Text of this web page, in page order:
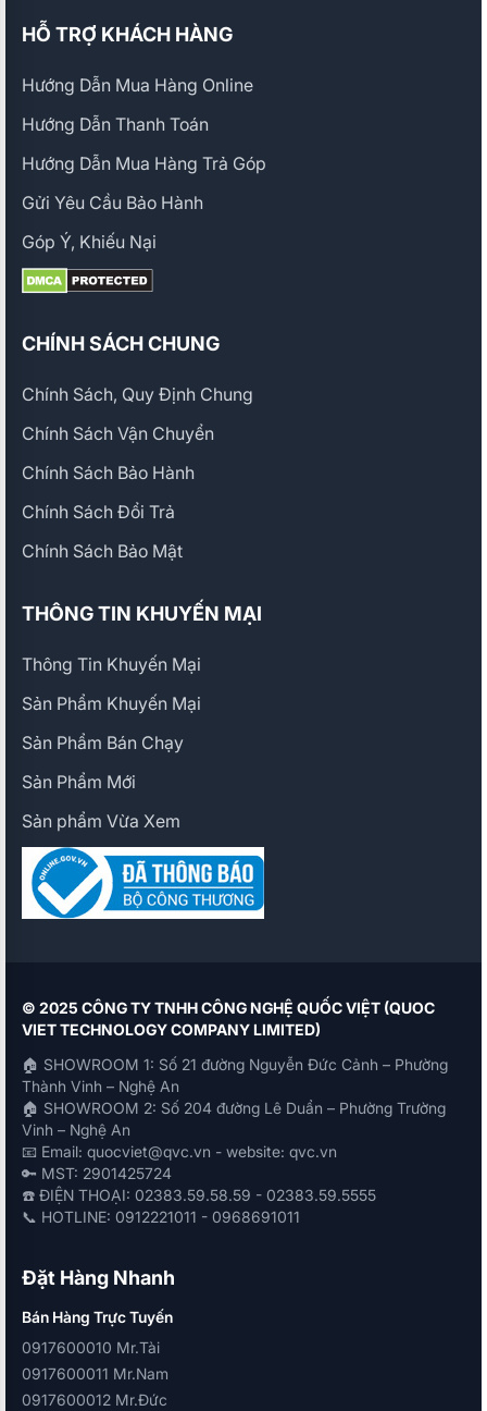
HỖ TRỢ KHÁCH HÀNG
Hướng Dẫn Mua Hàng Online
Hướng Dẫn Thanh Toán
Hướng Dẫn Mua Hàng Trả Góp
Gửi Yêu Cầu Bảo Hành
Góp Ý, Khiếu Nại
CHÍNH SÁCH CHUNG
Chính Sách, Quy Định Chung
Chính Sách Vận Chuyển
Chính Sách Bảo Hành
Chính Sách Đổi Trả
Chính Sách Bảo Mật
THÔNG TIN KHUYẾN MẠI
Thông Tin Khuyến Mại
Sản Phẩm Khuyến Mại
Sản Phẩm Bán Chạy
Sản Phẩm Mới
Sản phẩm Vừa Xem
© 2025 CÔNG TY TNHH CÔNG NGHỆ QUỐC VIỆT (QUOC
VIET TECHNOLOGY COMPANY LIMITED)
🏠 SHOWROOM 1: Số 21 đường Nguyễn Đức Cảnh – Phường
Thành Vinh – Nghệ An
🏠 SHOWROOM 2: Số 204 đường Lê Duẩn – Phường Trường
Vinh – Nghệ An
📧 Email: quocviet@qvc.vn - website: qvc.vn
🔑 MST: 2901425724
☎️ ĐIỆN THOẠI: 02383.59.58.59 - 02383.59.5555
📞 HOTLINE: 0912221011 - 0968691011
Đặt Hàng Nhanh
Bán Hàng Trực Tuyến
0917600010 Mr.Tài
0917600011 Mr.Nam
0917600012 Mr.Đức